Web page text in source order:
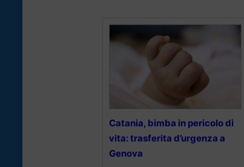
Catania, bimba in pericolo di
vita: trasferita d’urgenza a
Genova